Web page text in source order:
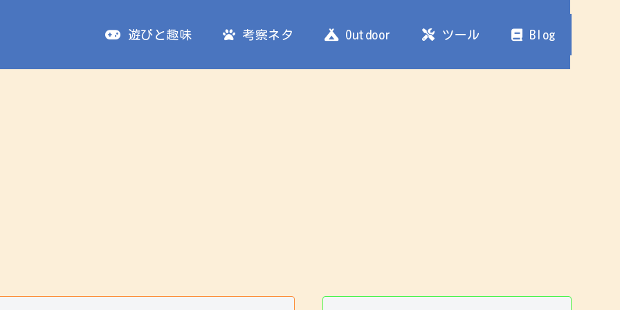
遊びと趣味 考察ネタ Outdoor ツール Blog